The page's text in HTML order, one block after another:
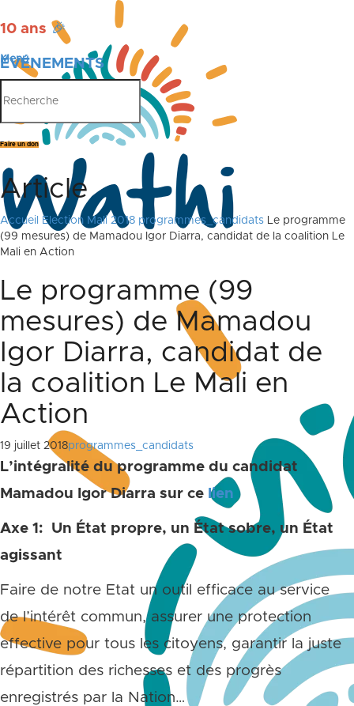
10 ans 🎉
ÉVÉNEMENTS
PUBLICATIONS
Menu
Faire un don
Article
Accueil Election Mali 2018 programmes_candidats Le programme
(99 mesures) de Mamadou Igor Diarra, candidat de la coalition Le
Mali en Action
Le programme (99
mesures) de Mamadou
Igor Diarra, candidat de
la coalition Le Mali en
Action
19 juillet 2018programmes_candidats
L’intégralité du programme du candidat
Mamadou Igor Diarra sur ce lien
Axe 1: Un État propre, un État sobre, un État
agissant
Faire de notre Etat un outil efficace au service
de l’intérêt commun, assurer une protection
effective pour tous les citoyens, garantir la juste
répartition des richesses et des progrès
enregistrés par la Nation…